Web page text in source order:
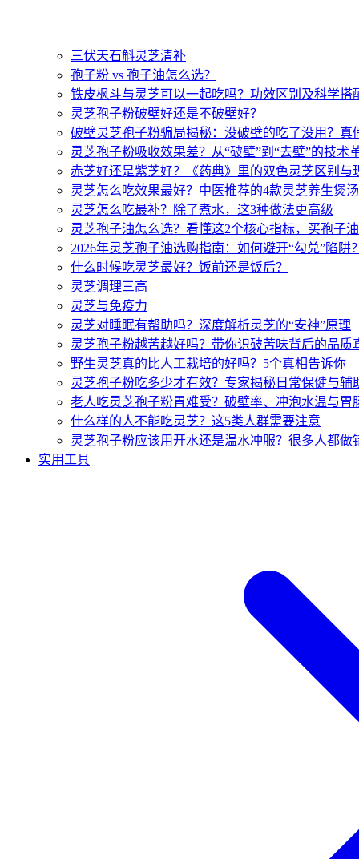
三伏天石斛灵芝清补
孢子粉 vs 孢子油怎么选？
铁皮枫斗与灵芝可以一起吃吗？功效区别及科学搭
灵芝孢子粉破壁好还是不破壁好？
破壁灵芝孢子粉骗局揭秘：没破壁的吃了没用？真
灵芝孢子粉吸收效果差？从“破壁”到“去壁”的技术
赤芝好还是紫芝好？《药典》里的双色灵芝区别与
灵芝怎么吃效果最好？中医推荐的4款灵芝养生煲
灵芝怎么吃最补？除了煮水，这3种做法更高级
灵芝孢子油怎么选？看懂这2个核心指标，买孢子
2026年灵芝孢子油选购指南：如何避开“勾兑”陷阱
什么时候吃灵芝最好？饭前还是饭后？
灵芝调理三高
灵芝与免疫力
灵芝对睡眠有帮助吗？深度解析灵芝的“安神”原理
灵芝孢子粉越苦越好吗？带你识破苦味背后的品质
野生灵芝真的比人工栽培的好吗？5个真相告诉你
灵芝孢子粉吃多少才有效？专家揭秘日常保健与辅
老人吃灵芝孢子粉胃难受？破壁率、冲泡水温与胃
什么样的人不能吃灵芝？这5类人群需要注意
灵芝孢子粉应该用开水还是温水冲服？很多人都做
实用工具